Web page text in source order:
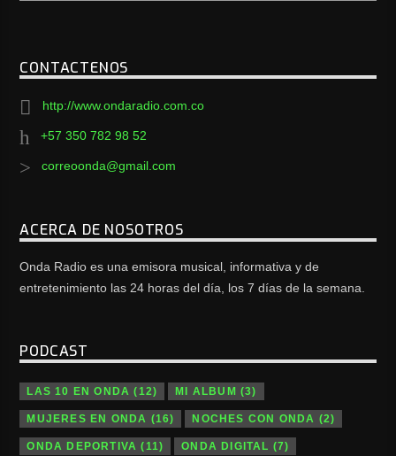
CONTACTENOS
http://www.ondaradio.com.co
+57 350 782 98 52
correoonda@gmail.com
ACERCA DE NOSOTROS
Onda Radio es una emisora musical, informativa y de
entretenimiento las 24 horas del día, los 7 días de la semana.
PODCAST
LAS 10 EN ONDA (12) MI ALBUM (3)
MUJERES EN ONDA (16) NOCHES CON ONDA (2)
ONDA DEPORTIVA (11) ONDA DIGITAL (7)